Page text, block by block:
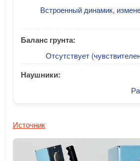
Встроенный динамик,
Баланс грунта:
Отсутствует
Наушники:
Источник